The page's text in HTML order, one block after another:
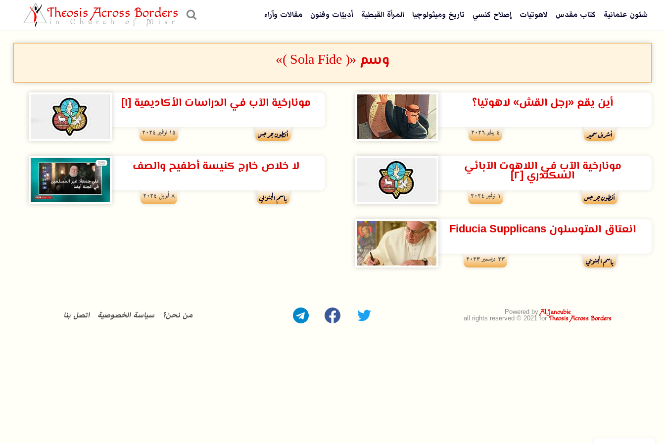
شئون علمانية كتاب مقدس لاهوتيات إصلاح كنسي تاريخ وميثولوچيا المرأة القبطية أدبيّات وفنون مقالات وآراء Theosis Across Borders
in Church of Misr
وسم «( Sola Fide )»
أين يقع «رجل القش» لاهوتيا؟
أشرف سمير ٤ يناير ۲۰۲٦
مونارخية الآب في الدراسات الأكاديمية [١]
أنطون جرجس ۱۵ نوفمبر ۲۰۲٤
مونارخية الآب في اللاهوت الآبائي
السكندري [٢]
أنطون جرجس ۱ نوفمبر ۲۰۲٤
لا خلاص خارج كنيسة أطفيح والصف
باسم الجنوبي ۸ أبريل ۲۰۲٤
انعتاق المتوسلون Fiducia Supplicans
باسم الجنوبي ۲۳ ديسمبر ۲۰۲۳
Powered byAl.Janoubie
all rights reserved © 2021 forTheosis Across Borders من نحن؟ سياسة الخصوصية اتصل بنا